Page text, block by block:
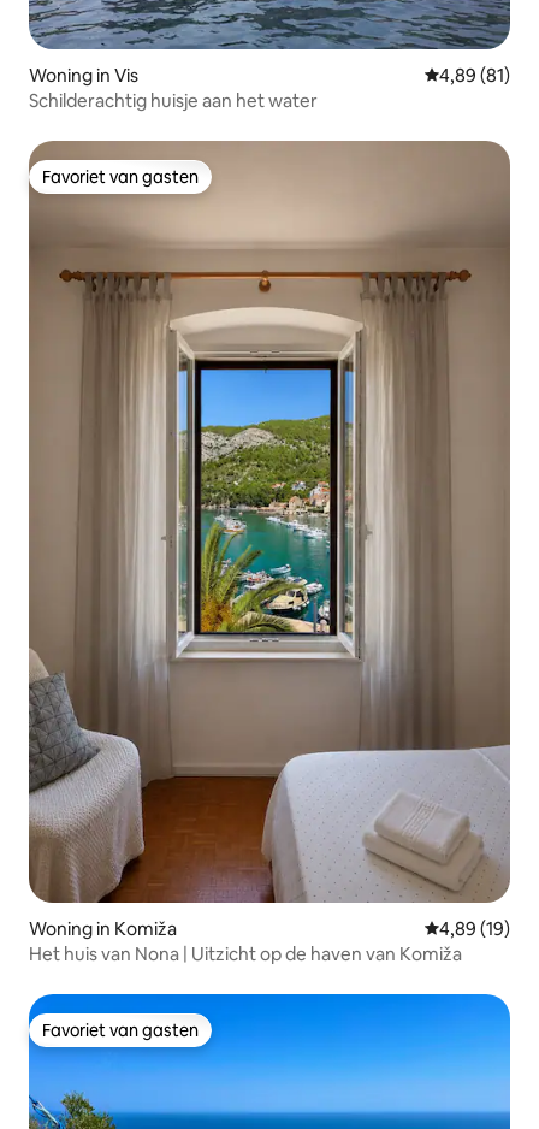
Woning in Vis Gemiddelde
4,89 (81)
Schilderachtig huisje aan het water
Favoriet van gasten
Favoriet van gasten
Woning in Komiža Gemiddelde
4,89 (19)
Het huis van Nona | Uitzicht op de haven van Komiža
Favoriet van gasten
Favoriet van gasten